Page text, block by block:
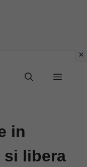
Menu
in
si libera